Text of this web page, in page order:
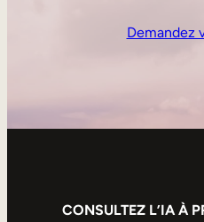
Demandez
CONSULTEZ L’IA À